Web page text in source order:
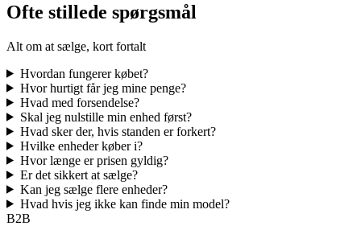
Ofte stillede spørgsmål
Alt om at sælge, kort fortalt
Hvordan fungerer købet?
Hvor hurtigt får jeg mine penge?
Hvad med forsendelse?
Skal jeg nulstille min enhed først?
Hvad sker der, hvis standen er forkert?
Hvilke enheder køber i?
Hvor længe er prisen gyldig?
Er det sikkert at sælge?
Kan jeg sælge flere enheder?
Hvad hvis jeg ikke kan finde min model?
B2B